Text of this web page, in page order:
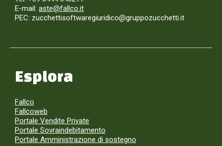
E-mail: aste@fallco.it
PEC: zucchettisoftwaregiuridico@gruppozucchetti.it
Esplora
Fallco
Fallcoweb
Portale Vendite Private
Portale Sovraindebitamento
Portale Amministrazione di sostegno